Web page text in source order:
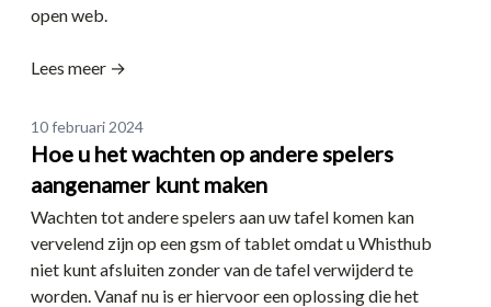
open web.
Lees meer →
Date
10 februari 2024
Hoe u het wachten op andere spelers
aangenamer kunt maken
Wachten tot andere spelers aan uw tafel komen kan
vervelend zijn op een gsm of tablet omdat u Whisthub
niet kunt afsluiten zonder van de tafel verwijderd te
worden. Vanaf nu is er hiervoor een oplossing die het